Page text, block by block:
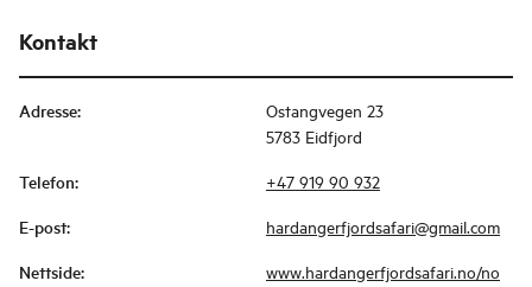
Kontakt
Adresse:
Ostangvegen 23
5783 Eidfjord
Telefon: +47 919 90 932
E-post: hardangerfjordsafari@gmail.com
Nettside: www.hardangerfjordsafari.no/no